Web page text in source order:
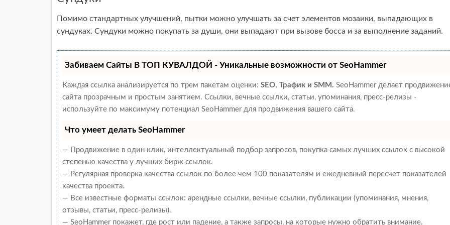
Помимо стандартных улучшений, пытки можно улучшать за счет элементов мозаики, выпадающих в
сундуках. Сундуки можно покупать за души, они выпадают при вызове босса и за выполнение заданий.
Забиваем Сайты В ТОП КУВАЛДОЙ - Уникальные возможности от SeoHammer
Каждая ссылка анализируется по трем пакетам оценки: SEO, Трафик и SMM. SeoHammer делает
сайта прозрачным и простым занятием. Ссылки, вечные ссылки, статьи, упоминания, пресс-релизы -
используйте по максимуму потенциал SeoHammer для продвижения вашего сайта.
Что умеет делать SeoHammer
— Продвижение в один клик, интеллектуальный подбор запросов, покупка самых лучших ссылок с высокой
степенью качества у лучших бирж ссылок.
— Регулярная проверка качества ссылок по более чем 100 показателям и ежедневный пересчет показателей
качества проекта.
— Все известные форматы ссылок: арендные ссылки, вечные ссылки, публикации (упоминания, мнения,
отзывы, статьи, пресс-релизы).
— SeoHammer покажет, где рост или падение, а также запросы, на которые нужно обратить внимание.